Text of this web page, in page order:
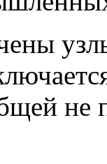
не